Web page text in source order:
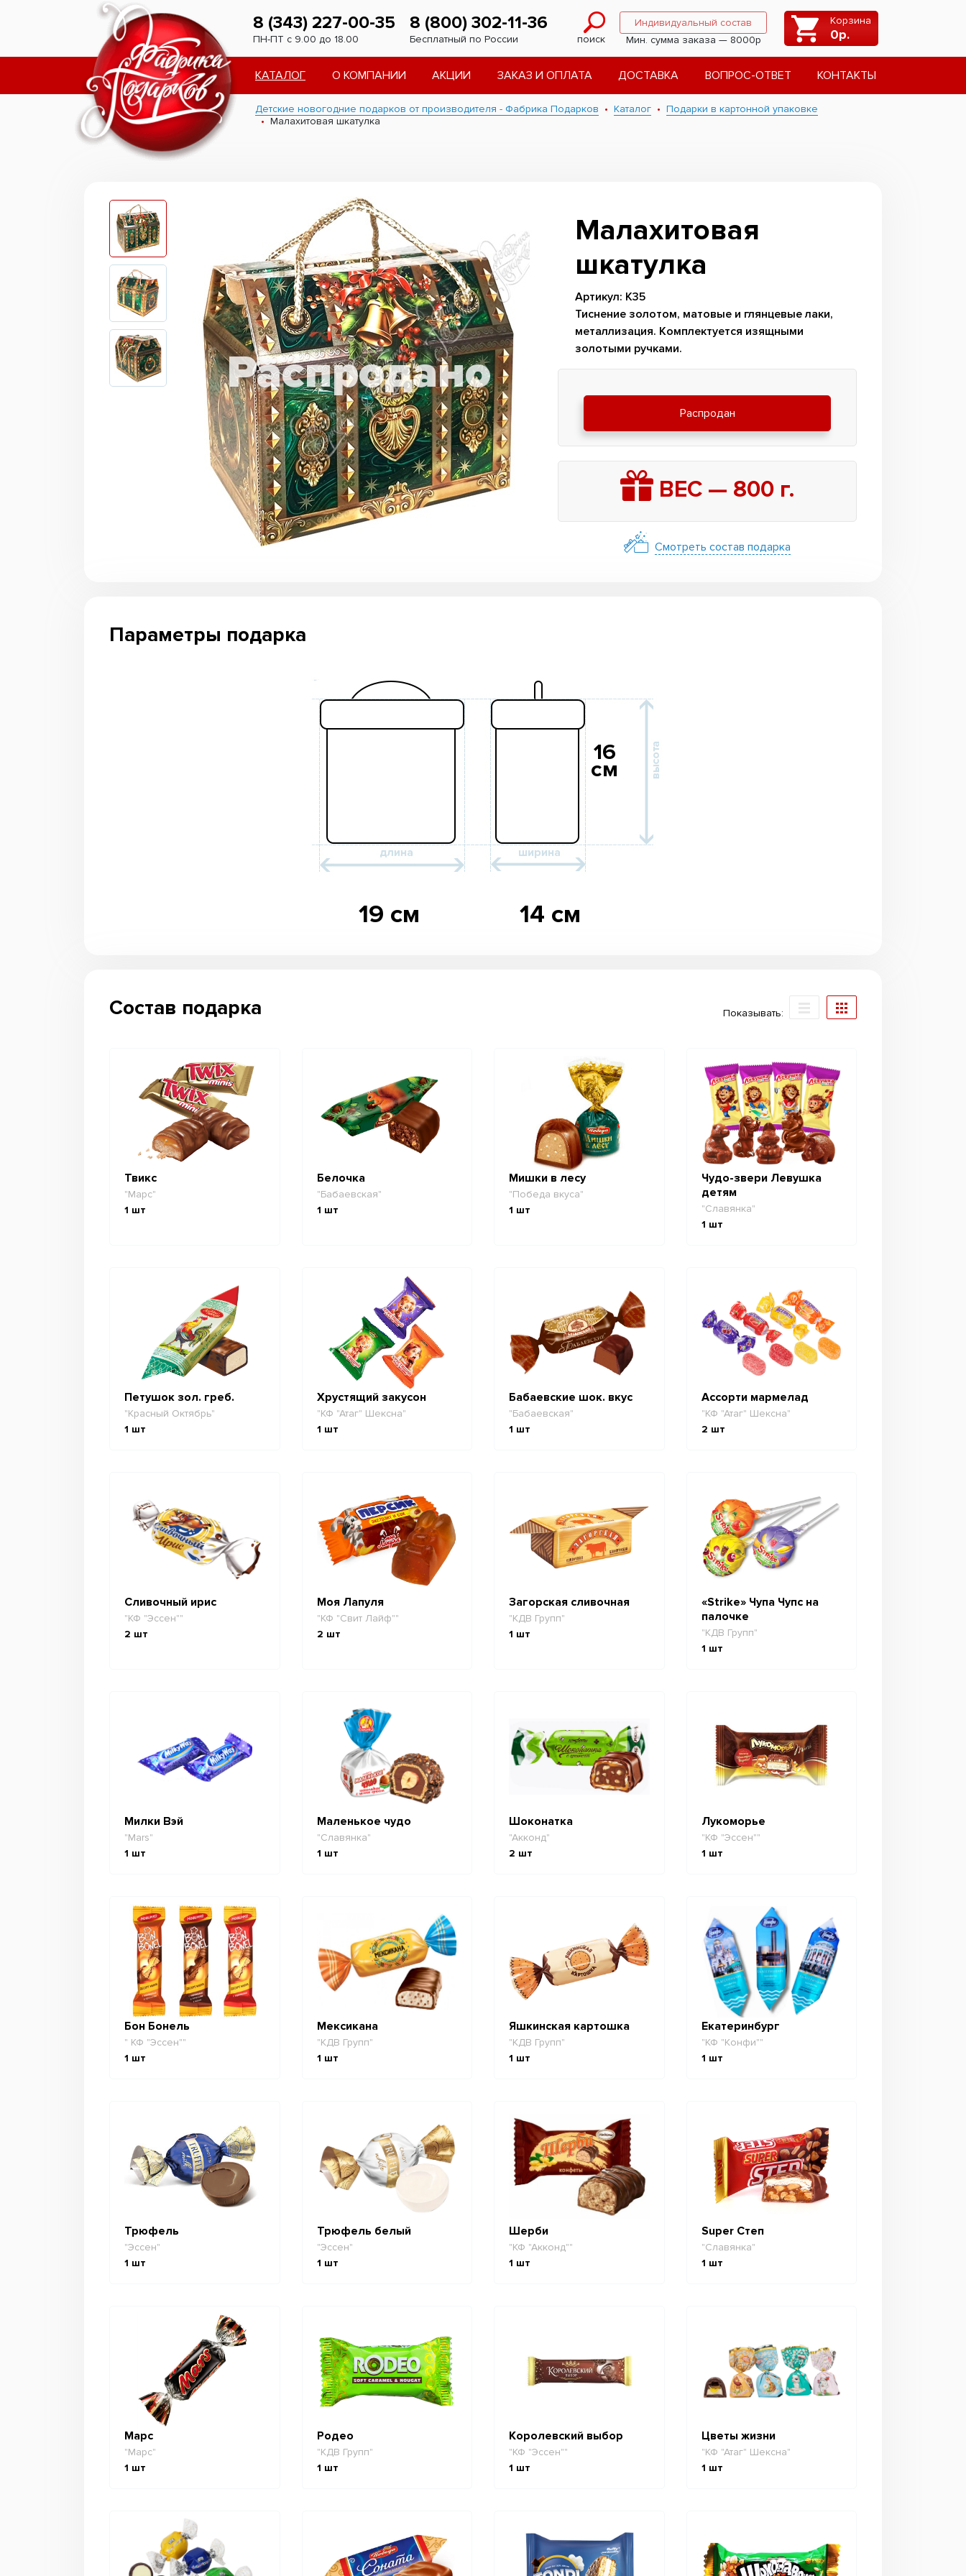
8 (343) 227-00-35
ПН-ПТ с 9.00 до 18.00
8 (800) 302-11-36
Бесплатный по России поиск
Индивидуальный состав
Мин. сумма заказа — 8000р
Корзина
0р.
КАТАЛОГ О КОМПАНИИ АКЦИИ ЗАКАЗ И ОПЛАТА ДОСТАВКА ВОПРОС-ОТВЕТ КОНТАКТЫ
Детские новогодние подарков от производителя - Фабрика Подарков Каталог
Подарки в картонной упаковке
Малахитовая шкатулка
Малахитовая
шкатулка
Артикул: К35
Тиснение золотом, матовые и глянцевые лаки,
металлизация. Комплектуется изящными
золотыми ручками.
Распродан
ВЕС — 800г.
Смотреть состав подарка
Параметры подарка
19 см 14 см
16
см
Состав подарка Показывать:
Твикс
"Марс"
1 шт
Белочка
"Бабаевская"
1 шт
Мишки в лесу
"Победа вкуса"
1 шт
Чудо-звери Левушка
детям
"Славянка"
1 шт
Петушок зол. греб.
"Красный Октябрь"
1 шт
Хрустящий закусон
"КФ "Атаг" Шексна"
1 шт
Бабаевские шок. вкус
"Бабаевская"
1 шт
Ассорти мармелад
"КФ "Атаг" Шексна"
2 шт
Сливочный ирис
"КФ "Эссен""
2 шт
Моя Лапуля
"КФ "Свит Лайф""
2 шт
Загорская сливочная
"КДВ Групп"
1 шт
«Strike» Чупа Чупс на
палочке
"КДВ Групп"
1 шт
Милки Вэй
"Mars"
1 шт
Маленькое чудо
"Славянка"
1 шт
Шоконатка
"Акконд"
2 шт
Лукоморье
"КФ "Эссен""
1 шт
Бон Бонель
" КФ "Эссен""
1 шт
Мексикана
"КДВ Групп"
1 шт
Яшкинская картошка
"КДВ Групп"
1 шт
Екатеринбург
"КФ "Конфи""
1 шт
Трюфель
"Эссен"
1 шт
Трюфель белый
"Эссен"
1 шт
Шерби
"КФ "Акконд""
1 шт
Super Степ
"Славянка"
1 шт
Марс
"Марс"
1 шт
Родео
"КДВ Групп"
1 шт
Королевский выбор
"КФ "Эссен""
1 шт
Цветы жизни
"КФ "Атаг" Шексна"
1 шт